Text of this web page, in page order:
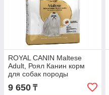
ROYAL CANIN Maltese
Adult, Роял Канин корм
для собак породы
Мальтезе, уп.1,5 кг
9 650 ₸